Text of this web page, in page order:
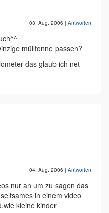
03. Aug. 2006 | Antworten
mülltonne passen?
das glaub ich net
04. Aug. 2006 | Antworten
nur an um zu sagen das
in einem video
kleine kinder